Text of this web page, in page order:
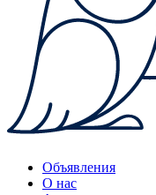
Объявления
О нас